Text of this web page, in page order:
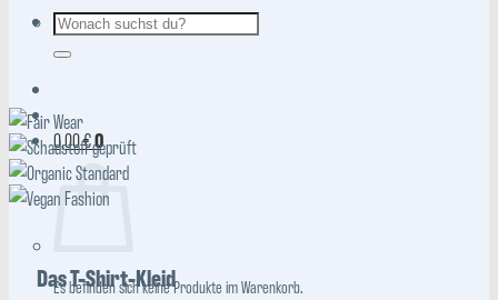
Suchen
0,00€0
Es befinden sich keine Produkte im Warenkorb.
Das T-Shirt-Kleid